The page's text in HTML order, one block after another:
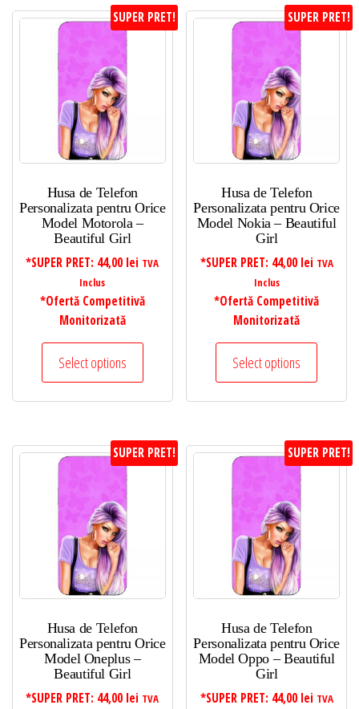
SUPER PRET!
Husa de Telefon
Personalizata pentru Orice
Model Motorola –
Beautiful Girl
*SUPER PRET: 44,00 lei TVA
Inclus
*Ofertă Competitivă
Monitorizată
Select options
SUPER PRET!
Husa de Telefon
Personalizata pentru Orice
Model Nokia – Beautiful
Girl
*SUPER PRET: 44,00 lei TVA
Inclus
*Ofertă Competitivă
Monitorizată
Select options
SUPER PRET!
Husa de Telefon
Personalizata pentru Orice
Model Oneplus –
Beautiful Girl
*SUPER PRET: 44,00 lei TVA
SUPER PRET!
Husa de Telefon
Personalizata pentru Orice
Model Oppo – Beautiful
Girl
*SUPER PRET: 44,00 lei TVA